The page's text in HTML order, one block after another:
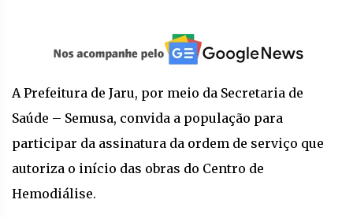
A Prefeitura de Jaru, por meio da Secretaria de
Saúde – Semusa, convida a população para
participar da assinatura da ordem de serviço que
autoriza o início das obras do Centro de
Hemodiálise.